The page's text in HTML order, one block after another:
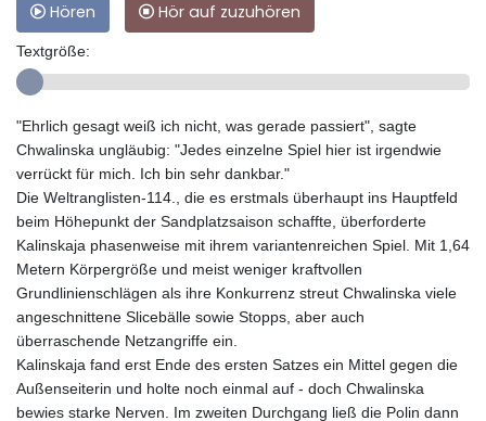
Hören Hör auf zuzuhören
Textgröße:
"Ehrlich gesagt weiß ich nicht, was gerade passiert", sagte
Chwalinska ungläubig: "Jedes einzelne Spiel hier ist irgendwie
verrückt für mich. Ich bin sehr dankbar."
Die Weltranglisten-114., die es erstmals überhaupt ins Hauptfeld
beim Höhepunkt der Sandplatzsaison schaffte, überforderte
Kalinskaja phasenweise mit ihrem variantenreichen Spiel. Mit 1,64
Metern Körpergröße und meist weniger kraftvollen
Grundlinienschlägen als ihre Konkurrenz streut Chwalinska viele
angeschnittene Slicebälle sowie Stopps, aber auch
überraschende Netzangriffe ein.
Kalinskaja fand erst Ende des ersten Satzes ein Mittel gegen die
Außenseiterin und holte noch einmal auf - doch Chwalinska
bewies starke Nerven. Im zweiten Durchgang ließ die Polin dann